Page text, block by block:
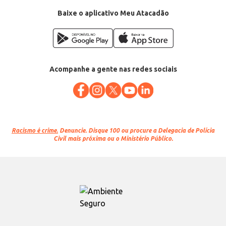
Baixe o aplicativo Meu Atacadão
Acompanhe a gente nas redes sociais
Racismo é crime. Denuncie. Disque 100 ou procure a Delegacia de Polícia
Civil mais próxima ou o Ministério Público.